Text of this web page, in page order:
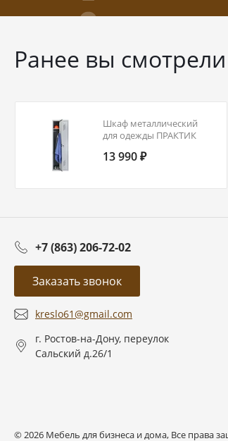
Ранее вы смотрели
Шкаф металлический
для одежды ПРАКТИК
13 990 ₽
+7 (863) 206-72-02
Заказать звонок
kreslo61@gmail.com
г. Ростов-на-Дону, переулок
Сальский д.26/1
© 2026 Мебель для бизнеса и дома, Все права